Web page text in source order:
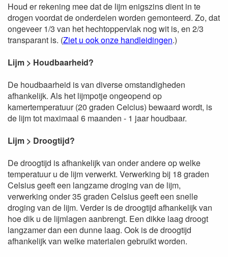
Houd er rekening mee dat de lijm enigszins dient in te
drogen voordat de onderdelen worden gemonteerd. Zo, dat
ongeveer 1/3 van het hechtoppervlak nog wit is, en 2/3
transparant is. (Ziet u ook onze handleidingen.)
Lijm > Houdbaarheid?
De houdbaarheid is van diverse omstandigheden
afhankelijk. Als het lijmpotje ongeopend op
kamertemperatuur (20 graden Celcius) bewaard wordt, is
de lijm tot maximaal 6 maanden - 1 jaar houdbaar.
Lijm > Droogtijd?
De droogtijd is afhankelijk van onder andere op welke
temperatuur u de lijm verwerkt. Verwerking bij 18 graden
Celsius geeft een langzame droging van de lijm,
verwerking onder 35 graden Celsius geeft een snelle
droging van de lijm. Verder is de droogtijd afhankelijk van
hoe dik u de lijmlagen aanbrengt. Een dikke laag droogt
langzamer dan een dunne laag. Ook is de droogtijd
afhankelijk van welke materialen gebruikt worden.